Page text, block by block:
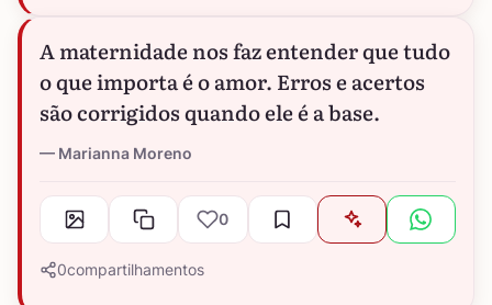
A maternidade nos faz entender que tudo
o que importa é o amor. Erros e acertos
são corrigidos quando ele é a base.
Marianna Moreno
0
0compartilhamentos